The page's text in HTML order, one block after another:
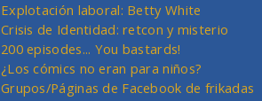
Explotación laboral: Betty White
Crisis de Identidad: retcon y misterio
200 episodes... You bastards!
¿Los cómics no eran para niños?
Grupos/Páginas de Facebook de frikadas